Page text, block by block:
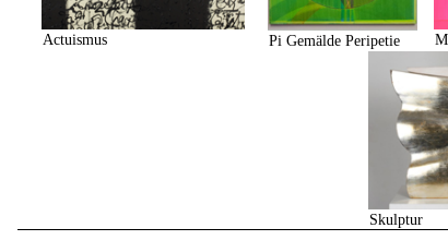
Actuismus Pi Gemälde Peripetie
Skulptur